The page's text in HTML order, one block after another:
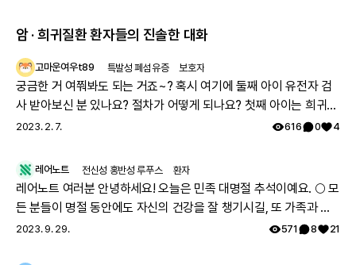
암 · 희귀질환 환자들의 진솔한 대화
고마운여우t89 특발성 폐섬유증 보호자
궁금한 거 여쭤봐도 되는 거죠~? 혹시 여기에 둘째 아이 유전자 검
사 받아보신 분 있나요? 절차가 어떻게 되나요? 첫째 아이는 희귀질
환 진단받았고, 당시에 애기 아빠랑 저랑 유전자 검사했는데 돌연변
걱정스러워서리.. 다들 몇주차에 무슨 검사하셨나요? 도움 좀 주심
감사하겠습니다.
2023. 2. 7. 616 0 4
레어노트 전신성 홍반성 루푸스 환자
레어노트 여러분 안녕하세요! 오늘은 민족 대명절 추석이예요. 🌕 모
든 분들이 명절 동안에도 자신의 건강을 잘 챙기시길, 또 가족과 함
께 따뜻하고 행복한 시간 보내시길 레어노트팀이 기원하겠습니다!
2023. 9. 29. 571 8 21